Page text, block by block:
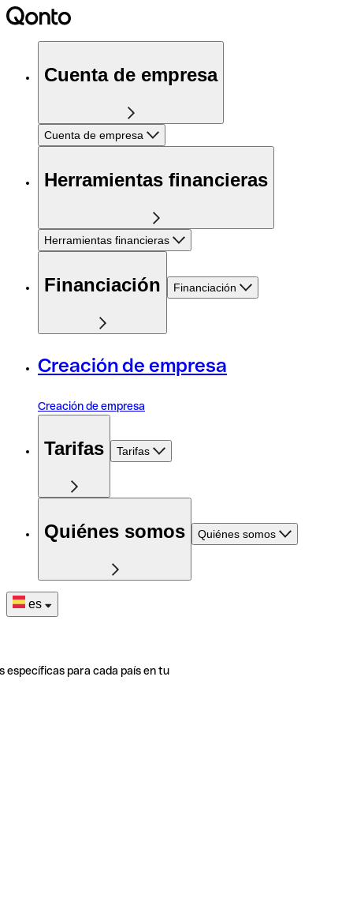
Cuenta de empresa
Cuenta de empresa
Herramientas financieras
Herramientas financieras
Financiación Financiación
Creación de empresa
Creación de empresa
Tarifas Tarifas
Quiénes somos Quiénes somos
es
específicas para cada país en tu